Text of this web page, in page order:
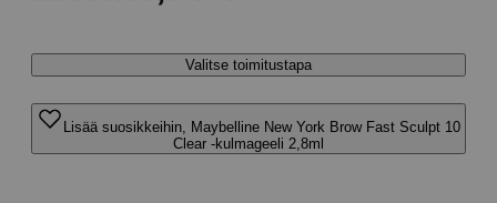
Valitse toimitustapa
Lisää suosikkeihin, Maybelline New York Brow Fast Sculpt 10
Clear -kulmageeli 2,8ml